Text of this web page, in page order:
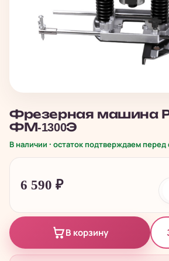
Фрезерная машина
ФМ-1300Э
В наличии · остаток подтверждаем перед
6 590 ₽
В корзину